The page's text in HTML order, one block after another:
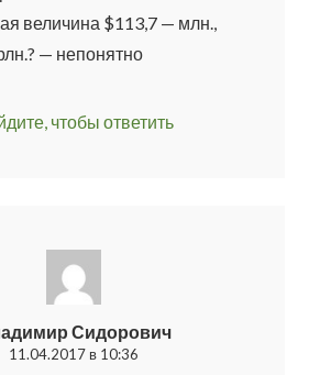
величина $113,7 — млн.,
— непонятно
чтобы ответить
Сидорович
11.04.2017 в 10:36